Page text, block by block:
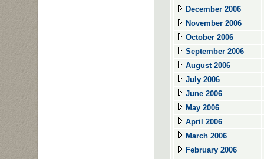
December 2006
November 2006
October 2006
September 2006
August 2006
July 2006
June 2006
May 2006
April 2006
March 2006
February 2006